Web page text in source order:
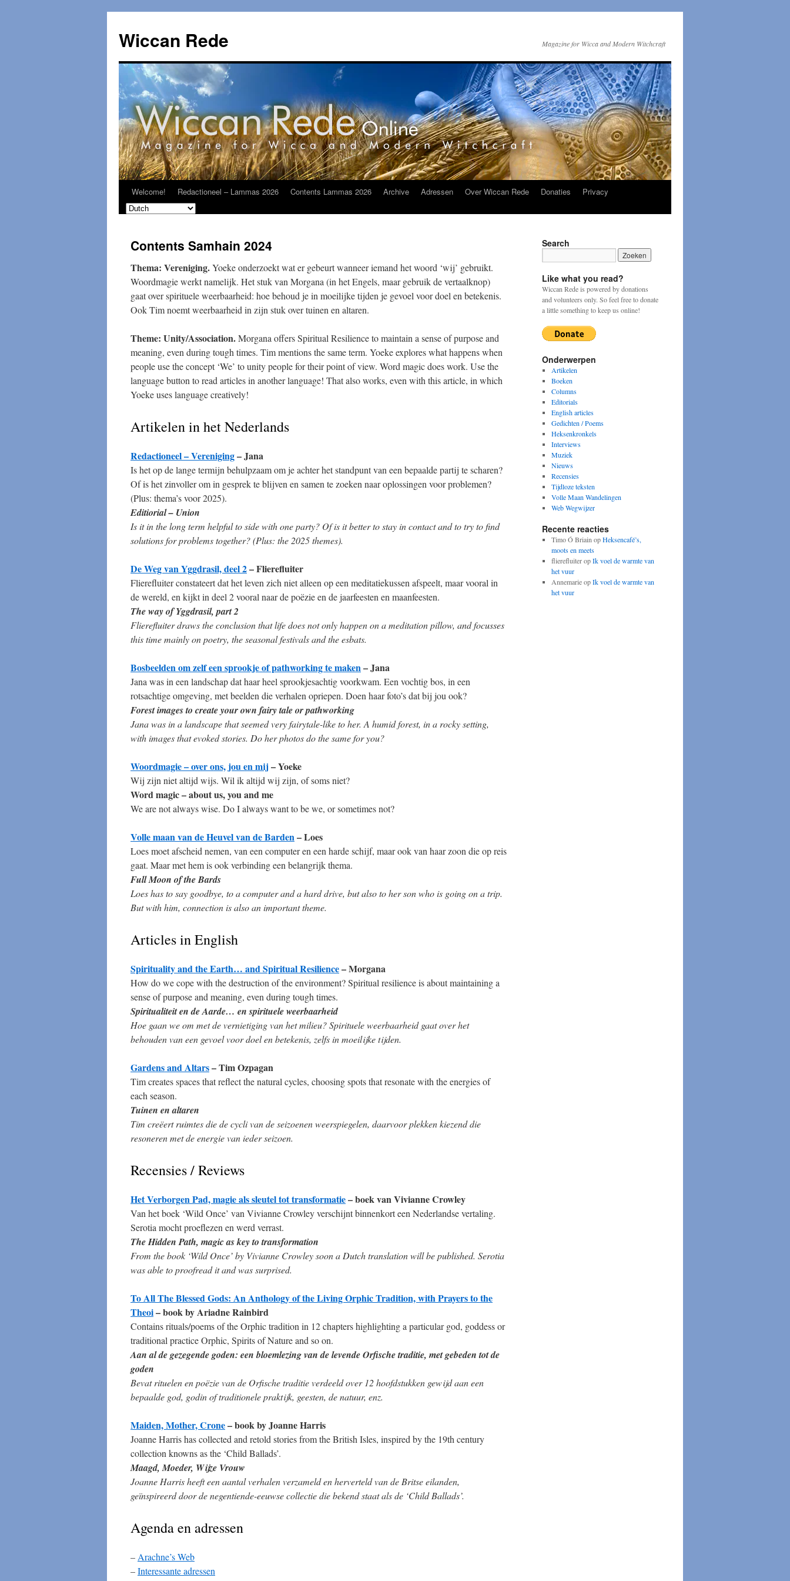
de
inhoud
Wiccan Rede Magazine for Wicca and Modern Witchcraft
Welcome! Redactioneel – Lammas 2026 Contents Lammas 2026 Archive Adressen Over Wiccan Rede Donaties Privacy
Contents Samhain 2024
Thema: Vereniging.Yoeke onderzoekt wat er gebeurt wanneer iemand het woord ‘wij’ gebruikt.
Woordmagie werkt namelijk. Het stuk van Morgana (in het Engels, maar gebruik de vertaalknop)
gaat over spirituele weerbaarheid: hoe behoud je in moeilijke tijden je gevoel voor doel en betekenis.
Ook Tim noemt weerbaarheid in zijn stuk over tuinen en altaren.
Theme: Unity/Association.Morgana offers Spiritual Resilience to maintain a sense of purpose and
meaning, even during tough times. Tim mentions the same term. Yoeke explores what happens when
people use the concept ‘We’ to unity people for their point of view. Word magic does work. Use the
language button to read articles in another language! That also works, even with this article, in which
Yoeke uses language creatively!
Artikelen in het Nederlands
Redactioneel – Vereniging– Jana
Is het op de lange termijn behulpzaam om je achter het standpunt van een bepaalde partij te scharen?
Of is het zinvoller om in gesprek te blijven en samen te zoeken naar oplossingen voor problemen?
(Plus: thema’s voor 2025).
Editiorial – Union
Is it in the long term helpful to side with one party? Of is it better to stay in contact and to try to find
solutions for problems together? (Plus: the 2025 themes).
De Weg van Yggdrasil, deel 2– Flierefluiter
Flierefluiter constateert dat het leven zich niet alleen op een meditatiekussen afspeelt, maar vooral in
de wereld, en kijkt in deel 2 vooral naar de poëzie en de jaarfeesten en maanfeesten.
The way of Yggdrasil, part 2
Flierefluiter draws the conclusion that life does not only happen on a meditation pillow, and focusses
this time mainly on poetry, the seasonal festivals and the esbats.
Bosbeelden om zelf een sprookje of pathworking te maken– Jana
Jana was in een landschap dat haar heel sprookjesachtig voorkwam. Een vochtig bos, in een
rotsachtige omgeving, met beelden die verhalen opriepen. Doen haar foto’s dat bij jou ook?
Forest images to create your own fairy tale or pathworking
Jana was in a landscape that seemed very fairytale-like to her. A humid forest, in a rocky setting,
with images that evoked stories. Do her photos do the same for you?
Woordmagie – over ons, jou en mij – Yoeke
Wij zijn niet altijd wijs. Wil ik altijd wij zijn, of soms niet?
Word magic – about us, you and me
We are not always wise. Do I always want to be we, or sometimes not?
Volle maan van de Heuvel van de Barden– Loes
Loes moet afscheid nemen, van een computer en een harde schijf, maar ook van haar zoon die op reis
gaat. Maar met hem is ook verbinding een belangrijk thema.
Full Moon of the Bards
Loes has to say goodbye, to a computer and a hard drive, but also to her son who is going on a trip.
But with him, connection is also an important theme.
Articles in English
Spirituality and the Earth… and Spiritual Resilience– Morgana
How do we cope with the destruction of the environment? Spiritual resilience is about maintaining a
sense of purpose and meaning, even during tough times.
Spiritualiteit en de Aarde… en spirituele weerbaarheid
Hoe gaan we om met de vernietiging van het milieu? Spirituele weerbaarheid gaat over het
behouden van een gevoel voor doel en betekenis, zelfs in moeilijke tijden.
Gardens and Altars– Tim Ozpagan
Tim creates spaces that reflect the natural cycles, choosing spots that resonate with the energies of
each season.
Tuinen en altaren
Tim creëert ruimtes die de cycli van de seizoenen weerspiegelen, daarvoor plekken kiezend die
resoneren met de energie van ieder seizoen.
Recensies / Reviews
Het Verborgen Pad, magie als sleutel tot transformatie– boek van Vivianne Crowley
Van het boek ‘Wild Once’ van Vivianne Crowley verschijnt binnenkort een Nederlandse vertaling.
Serotia mocht proeflezen en werd verrast.
The Hidden Path, magic as key to transformation
From the book ‘Wild Once’ by Vivianne Crowley soon a Dutch translation will be published. Serotia
was able to proofread it and was surprised.
To All The Blessed Gods: An Anthology of the Living Orphic Tradition, with Prayers to the
Theoi– book by Ariadne Rainbird
Contains rituals/poems of the Orphic tradition in 12 chapters highlighting a particular god, goddess or
traditional practice Orphic, Spirits of Nature and so on.
Aan al de gezegende goden: een bloemlezing van de levende Orfische traditie, met gebeden tot de
goden
Bevat rituelen en poëzie van de Orfische traditie verdeeld over 12 hoofdstukken gewijd aan een
bepaalde god, godin of traditionele praktijk, geesten, de natuur, enz.
Maiden, Mother, Crone– book by Joanne Harris
Joanne Harris has collected and retold stories from the British Isles, inspired by the 19th century
collection knowns as the ‘Child Ballads’.
Maagd, Moeder, Wijze Vrouw
Joanne Harris heeft een aantal verhalen verzameld en herverteld van de Britse eilanden,
geïnspireerd door de negentiende-eeuwse collectie die bekend staat als de ‘Child Ballads’.
Agenda en adressen
– Arachne’s Web
–Interessante adressen
Search
Like what you read?
Wiccan Rede is powered by donations
and volunteers only. So feel free to donate
a little something to keep us online!
Onderwerpen
Artikelen
Boeken
Columns
Editorials
English articles
Gedichten / Poems
Heksenkronkels
Interviews
Muziek
Nieuws
Recensies
Tijdloze teksten
Volle Maan Wandelingen
Web Wegwijzer
Recente reacties
Timo Ó Briain opHeksencafé’s,
moots en meets
flierefluiteropIk voel de warmte van
het vuur
AnnemarieopIk voel de warmte van
het vuur